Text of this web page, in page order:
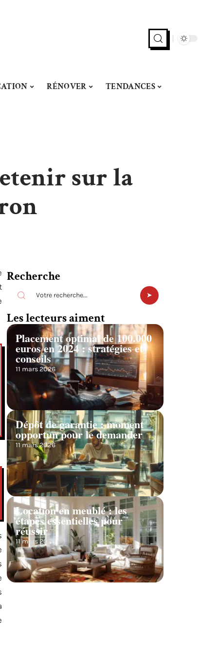
RÉNOVER TENDANCES
sur la
Recherche
Les lecteurs aiment
Placement optimal de 100.000
euros en 2024 : stratégies et
conseils
11 mars 2026
Dépôt de garantie : moment
opportun pour le demander
11 mars 2026
Location en meublé : les
étapes essentielles pour
réussir
11 mars 2026